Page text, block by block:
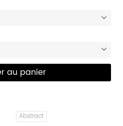
Abstract